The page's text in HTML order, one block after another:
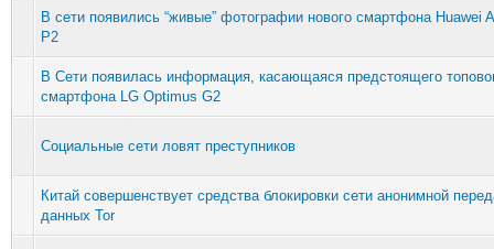
В сети появились “живые” фотографии нового смартфона Huawei
P2
В Сети появилась информация, касающаяся предстоящего
смартфона LG Optimus G2
Социальные сети ловят преступников
Китай совершенствует средства блокировки сети анонимной
данных Tor